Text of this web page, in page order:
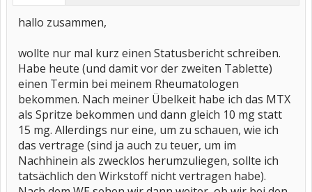
hallo zusammen,
wollte nur mal kurz einen Statusbericht schreiben.
Habe heute (und damit vor der zweiten Tablette)
einen Termin bei meinem Rheumatologen
bekommen. Nach meiner Übelkeit habe ich das MTX
als Spritze bekommen und dann gleich 10 mg statt
15 mg. Allerdings nur eine, um zu schauen, wie ich
das vertrage (sind ja auch zu teuer, um im
Nachhinein als zwecklos herumzuliegen, sollte ich
tatsächlich den Wirkstoff nicht vertragen habe).